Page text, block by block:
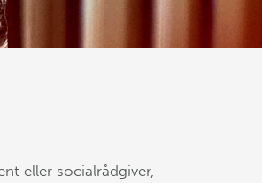
eller socialrådgiver,